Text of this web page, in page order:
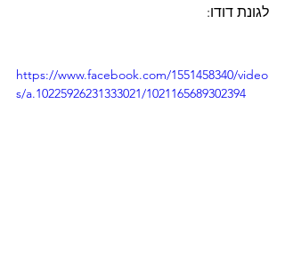
לגונת דודו:
https://www.facebook.com/1551458340/video
s/a.10225926231333021/1021165689302394